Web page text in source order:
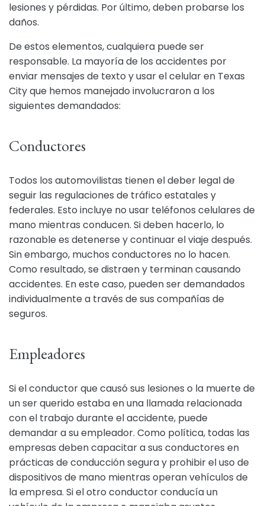
lesiones y pérdidas. Por último, deben probarse los
daños.
De estos elementos, cualquiera puede ser
responsable. La mayoría de los accidentes por
enviar mensajes de texto y usar el celular en Texas
City que hemos manejado involucraron a los
siguientes demandados:
Conductores
Todos los automovilistas tienen el deber legal de
seguir las regulaciones de tráfico estatales y
federales. Esto incluye no usar teléfonos celulares de
mano mientras conducen. Si deben hacerlo, lo
razonable es detenerse y continuar el viaje después.
Sin embargo, muchos conductores no lo hacen.
Como resultado, se distraen y terminan causando
accidentes. En este caso, pueden ser demandados
individualmente a través de sus compañías de
seguros.
Empleadores
Si el conductor que causó sus lesiones o la muerte de
un ser querido estaba en una llamada relacionada
con el trabajo durante el accidente, puede
demandar a su empleador. Como política, todas las
empresas deben capacitar a sus conductores en
prácticas de conducción segura y prohibir el uso de
dispositivos de mano mientras operan vehículos de
la empresa. Si el otro conductor conducía un